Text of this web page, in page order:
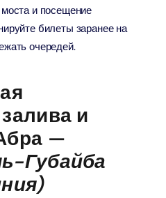
и посещение
билеты заранее на
очередей.
и
—
Губайба